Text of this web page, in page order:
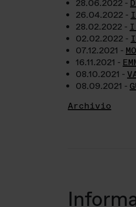
28.06.2022 -
26.04.2022 -
28.02.2022 - I
02.02.2022 -
07.12.2021 -
16.11.2021 -
08.10.2021 -
08.09.2021 -
Archivio